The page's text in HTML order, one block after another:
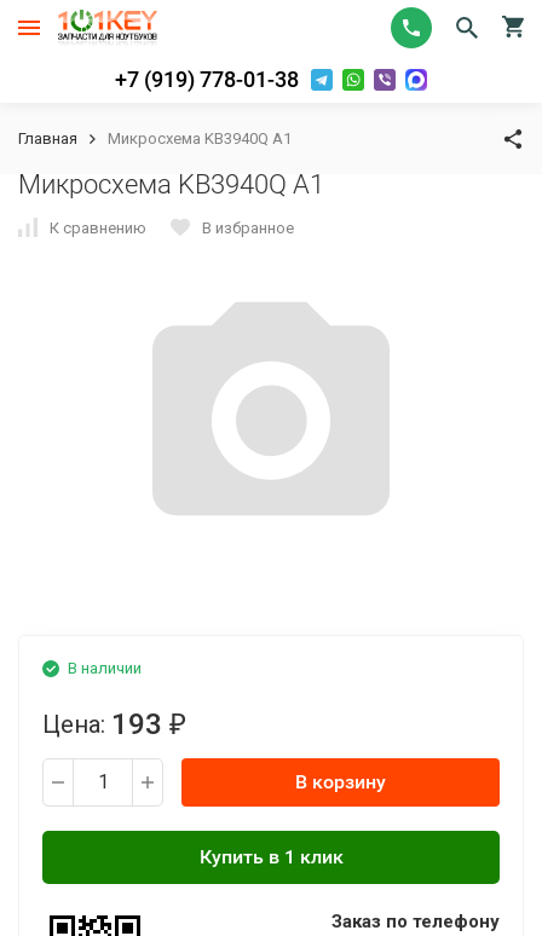
+7 (919) 778-01-38
Главная Микросхема KB3940Q A1
Микросхема KB3940Q A1
К сравнению В избранное
В наличии
Цена: 193 ₽
В корзину
Заказ по телефону